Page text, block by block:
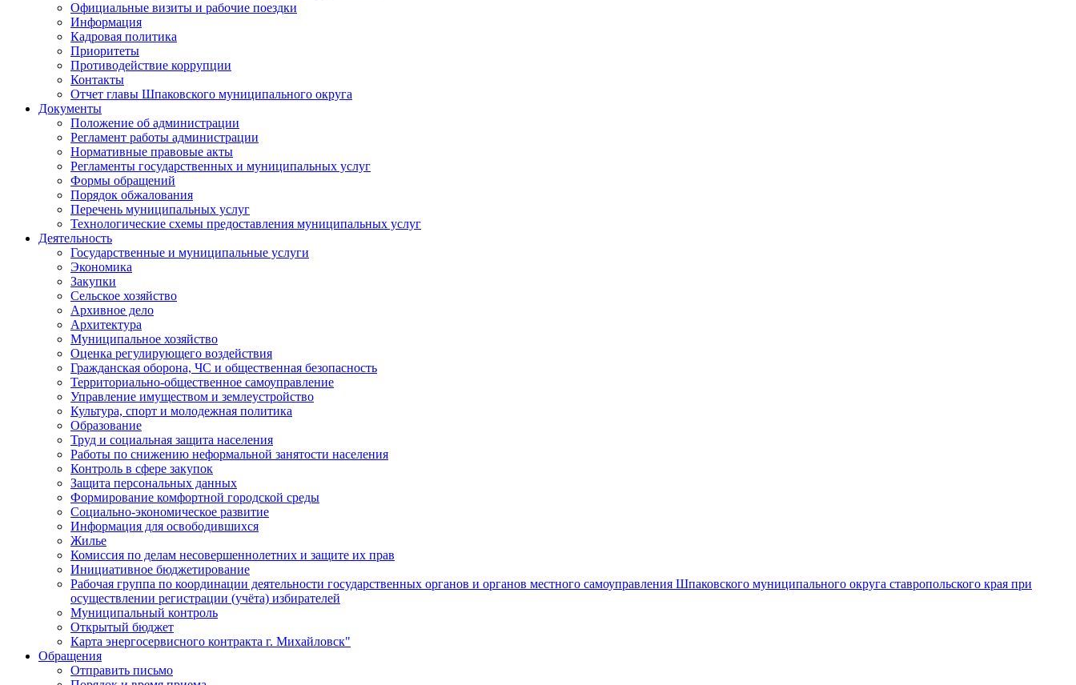
Официальные визиты и рабочие поездки
Информация
Кадровая политика
Приоритеты
Противодействие коррупции
Контакты
Отчет главы Шпаковского муниципального округа
Документы
Положение об администрации
Регламент работы администрации
Нормативные правовые акты
Регламенты государственных и муниципальных услуг
Формы обращений
Порядок обжалования
Перечень муниципальных услуг
Технологические схемы предоставления муниципальных услуг
Деятельность
Государственные и муниципальные услуги
Экономика
Закупки
Сельское хозяйство
Архивное дело
Архитектура
Муниципальное хозяйство
Оценка регулирующего воздействия
Гражданская оборона, ЧС и общественная безопасность
Территориально-общественное самоуправление
Управление имуществом и землеустройство
Культура, спорт и молодежная политика
Образование
Труд и социальная защита населения
Работы по снижению неформальной занятости населения
Контроль в сфере закупок
Защита персональных данных
Формирование комфортной городской среды
Социально-экономическое развитие
Информация для освободившихся
Жилье
Комиссия по делам несовершеннолетних и защите их прав
Инициативное бюджетирование
Рабочая группа по координации деятельности государственных органов и органов местного самоуправления Шпаковского муниципального округа ставропольского края при
осуществлении регистрации (учёта) избирателей
Муниципальный контроль
Открытый бюджет
Карта энергосервисного контракта г. Михайловск"
Обращения
Отправить письмо